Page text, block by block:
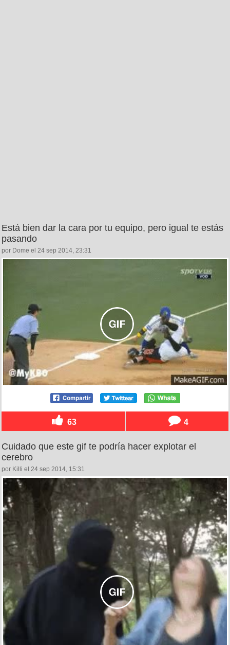
Está bien dar la cara por tu equipo, pero igual te estás
pasando
por Dome el 24 sep 2014, 23:31
63 4
Cuidado que este gif te podría hacer explotar el
cerebro
por Killi el 24 sep 2014, 15:31